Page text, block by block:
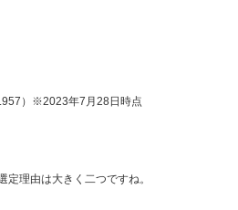
）※2023年7月28日時点
理由は大きく二つですね。